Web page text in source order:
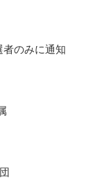
者のみに通知